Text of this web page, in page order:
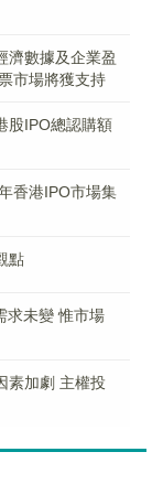
濟數據及企業盈
市場將獲支持
股IPO總認購額
香港IPO市場集
點
求未變 惟市場
素加劇 主權投